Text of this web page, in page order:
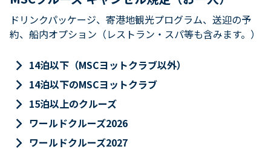
ドリンクパッケージ、寄港地観光プログラム、送迎の予
約、船内オプション（レストラン・スパ等も含みます。）
keyboard_arrow_right 14泊以下（MSCヨットクラブ以外）
keyboard_arrow_right 14泊以下のMSCヨットクラブ
keyboard_arrow_right 15泊以上のクルーズ
keyboard_arrow_right ワールドクルーズ2026
keyboard_arrow_right ワールドクルーズ2027